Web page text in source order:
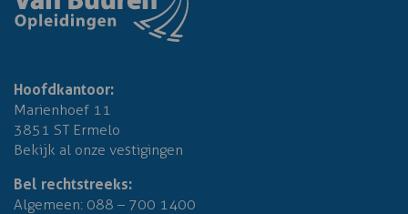
Hoofdkantoor:
Marienhoef 11
3851 ST Ermelo
Bekijk al onze vestigingen
Bel rechtstreeks:
Algemeen: 088 – 700 1400